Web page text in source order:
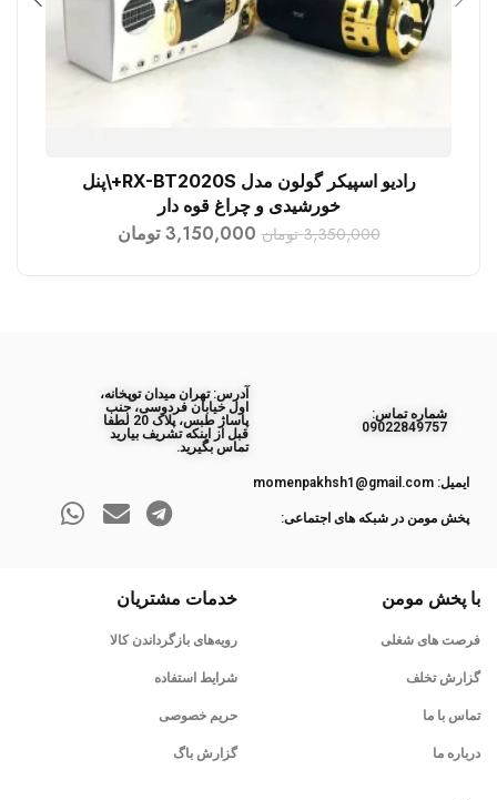
افزودن به سبد خرید
رادیو اسپیکر گولون مدل RX-BT2020S+\پنل
خورشیدی و چراغ قوه دار
3,350,000 تومان 3,150,000 تومان
ﺷﻤﺎره ﺗﻤﺎس:
09022849757
آدرس: تهران میدان توپخانه،
اول خیابان فردوسی، جنب
پاساژ طبس، پلاک 20 لطفا
قبل از اینکه تشریف بیارید
تماس بگیرید.
ایمیل: momenpakhsh1@gmail.com
پخش مومن در شبکه های اجتماعی:
با پخش مومن
فرصت های شغلی
گزارش تخلف
تماس با ما
درباره ما
خدمات مشتریان
رویه‌های بازگرداندن کالا
شرایط استفاده
حریم خصوصی
گزارش باگ